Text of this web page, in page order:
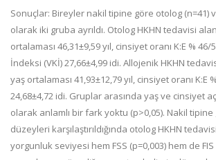
Sonuçlar: Bireyler nakil tipine göre otolog (n=41)
olarak iki gruba ayrıldı. Otolog HKHN tedavisi
ortalaması 46,31±9,59 yıl, cinsiyet oranı K:E % 46/
İndeksi (VKİ) 27,66±4,99 idi. Allojenik HKHN
yaş ortalaması 41,93±12,79 yıl, cinsiyet oranı K:E
24,68±4,72 idi. Gruplar arasında yaş ve cinsiyet
olarak anlamlı bir fark yoktu (p>0,05). Nakil
düzeyleri karşılaştırıldığında otolog HKHN
yorgunluk seviyesi hem FSS (p=0,003) hem de FIS